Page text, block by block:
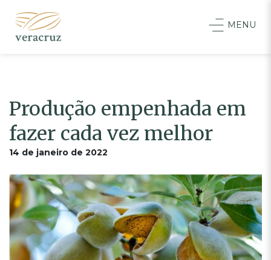
MENU
Produção empenhada em
fazer cada vez melhor
14 de janeiro de 2022